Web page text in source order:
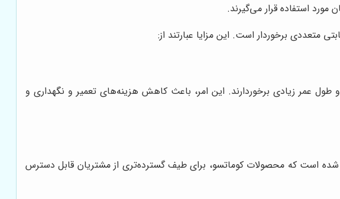
استفاده قرار می‌گیرند.
طول عمر زیادی برخوردارند. این امر، باعث کاهش هزینه‌های تعمیر و نگهداری و
است که محصولات کوماتسو، برای طیف گسترده‌تری از مشتریان قابل دسترس